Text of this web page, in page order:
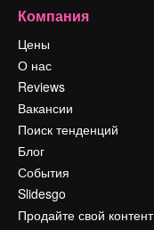
Компания
Цены
О нас
Reviews
Вакансии
Поиск тенденций
Блог
События
Slidesgo
Продайте свой контент